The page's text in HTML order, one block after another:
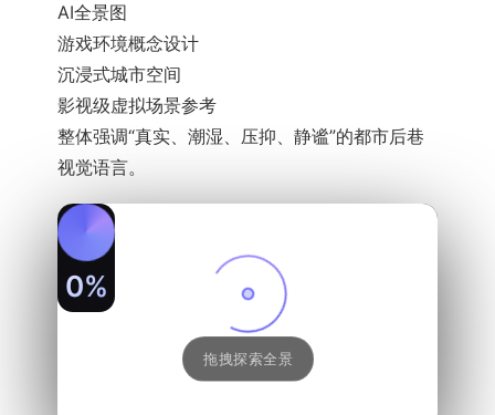
AI全景图
游戏环境概念设计
沉浸式城市空间
影视级虚拟场景参考
整体强调“真实、潮湿、压抑、静谧”的都市后巷
视觉语言。
0%
拖拽探索全景